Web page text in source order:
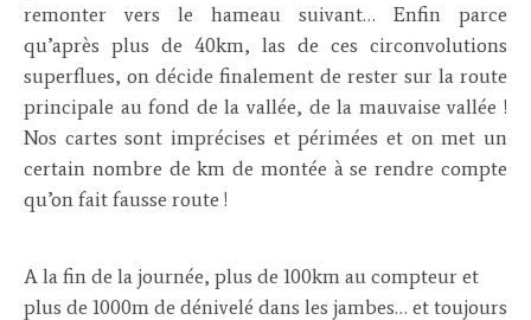
remonter vers le hameau suivant… Enfin parce
qu’après plus de 40km, las de ces circonvolutions
superflues, on décide finalement de rester sur la route
principale au fond de la vallée, de la mauvaise vallée !
Nos cartes sont imprécises et périmées et on met un
certain nombre de km de montée à se rendre compte
qu’on fait fausse route !
A la fin de la journée, plus de 100km au compteur et
plus de 1000m de dénivelé dans les jambes… et toujours